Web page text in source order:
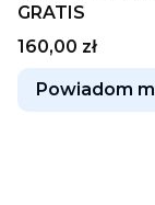
GRATIS
Cena
160,00 zł
Powiadom